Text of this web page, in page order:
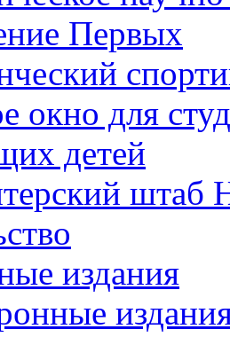
Первых
окно для
детей
штаб
издания